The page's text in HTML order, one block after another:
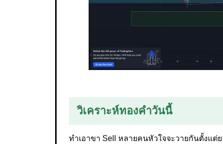
วิเคราะห์ทองคำวันนี้
ทำเอาขา Sell หลายคนหัวใจจะวายกันตั้งแต่